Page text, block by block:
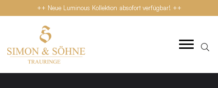
++ Neue Luminous Kollektion absofort verfügbar! ++